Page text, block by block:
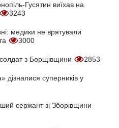
Гусятин виїхав на
3243
медики не врятували
3000
солдат з Борщівщини 2853
дізналися суперників у
сержант зі Зборівщини